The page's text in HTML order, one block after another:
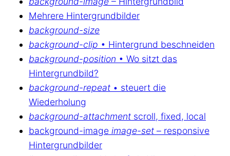
Mehrere Hintergrundbilder
background-size
background-clip • Hintergrund beschneiden
background-position • Wo sitzt das
Hintergrundbild?
background-repeat • steuert die
Wiederholung
background-attachment scroll, fixed, local
background-image image-set – responsive
Hintergrundbilder